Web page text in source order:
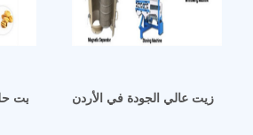
معصرة زيتطارد زيت عالي الجودة في الأردن